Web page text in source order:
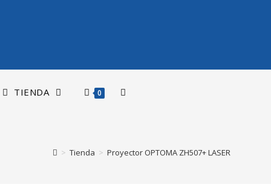
TIENDA 0
> Tienda > Proyector OPTOMA ZH507+ LASER